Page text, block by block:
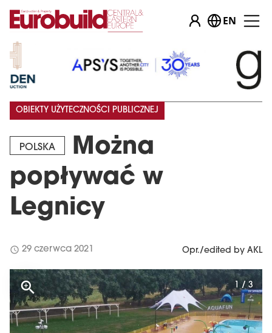
EN
POLSKA
Można
popływać w
Legnicy
OBIEKTY UŻYTECZNOŚCI PUBLICZNEJ
schedule 29 czerwca 2021 Opr./edited by AKL
1 / 3